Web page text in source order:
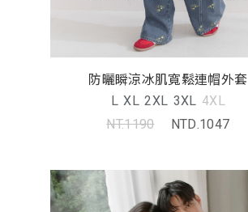
防曬瞬涼冰肌寬鬆連帽外套
L XL 2XL 3XL 4XL
NT.1190
NTD.1047